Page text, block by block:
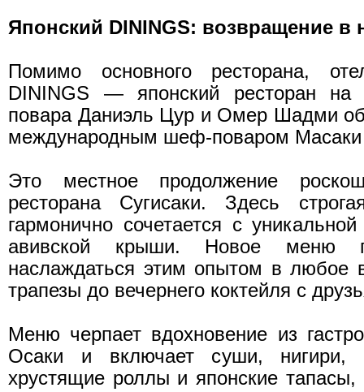
Японский DININGS: возвращение в
Помимо основного ресторана,
DININGS — японский ресторан
повара Даниэль Цур и Омер Шадми
международным шеф-поваром Масаки
Это местное продолжение
ресторана Сугисаки. Здесь
гармонично сочетается с
авивской крыши. Новое меню
наслаждаться этим опытом в любое
трапезы до вечернего коктейля с
Меню черпает вдохновение из
Осаки и включает суши, нигири,
хрустящие роллы и японские тапасы,